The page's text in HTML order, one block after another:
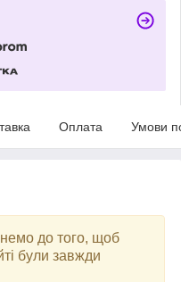
Оплата Умови
до того, щоб
були завжди